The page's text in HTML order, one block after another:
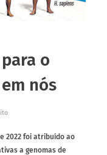
o
nós
2022 foi atribuído ao
a genomas de